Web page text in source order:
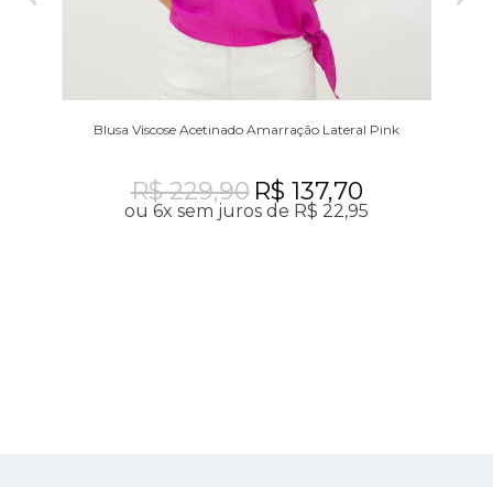
Blusa Viscose Acetinado Amarração Lateral Pink
R$ 229,90 R$ 137,70
ou 6x sem juros de R$ 22,95